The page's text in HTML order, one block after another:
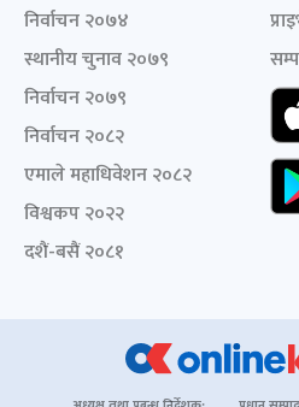
निर्वाचन २०७४
स्थानीय चुनाव २०७९
निर्वाचन २०७९
निर्वाचन २०८२
एमाले महाधिवेशन २०८२
विश्वकप २०२२
दशैं-बसैं २०८१